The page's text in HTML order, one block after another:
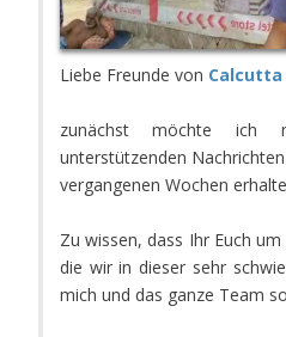
Liebe Freunde von Calcutta
zunächst möchte ich
unterstützenden
vergangenen Wochen
Zu wissen, dass Ihr Euch
die wir in dieser sehr
mich und das ganze Team